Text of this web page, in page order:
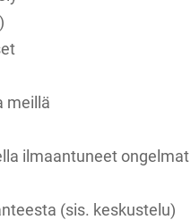
meillä
ilmaantuneet ongelmat
(sis. keskustelu)